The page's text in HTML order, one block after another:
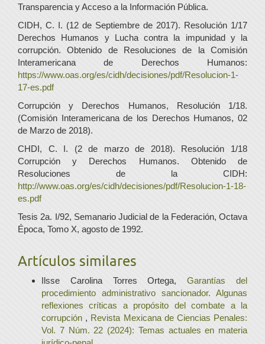
Transparencia y Acceso a la Información Pública.
CIDH, C. I. (12 de Septiembre de 2017). Resolución 1/17
Derechos Humanos y Lucha contra la impunidad y la
corrupción. Obtenido de Resoluciones de la Comisión
Interamericana de Derechos Humanos:
https://www.oas.org/es/cidh/decisiones/pdf/Resolucion-1-
17-es.pdf
Corrupción y Derechos Humanos, Resolución 1/18.
(Comisión Interamericana de los Derechos Humanos, 02
de Marzo de 2018).
CHDI, C. I. (2 de marzo de 2018). Resolución 1/18
Corrupción y Derechos Humanos. Obtenido de
Resoluciones de la CIDH:
http://www.oas.org/es/cidh/decisiones/pdf/Resolucion-1-18-
es.pdf
Tesis 2a. I/92, Semanario Judicial de la Federación, Octava
Época, Tomo X, agosto de 1992.
Artículos similares
Ilsse Carolina Torres Ortega,Garantías del
procedimiento administrativo sancionador. Algunas
reflexiones críticas a propósito del combate a la
corrupción , Revista Mexicana de Ciencias Penales:
Vol. 7 Núm. 22 (2024): Temas actuales en materia